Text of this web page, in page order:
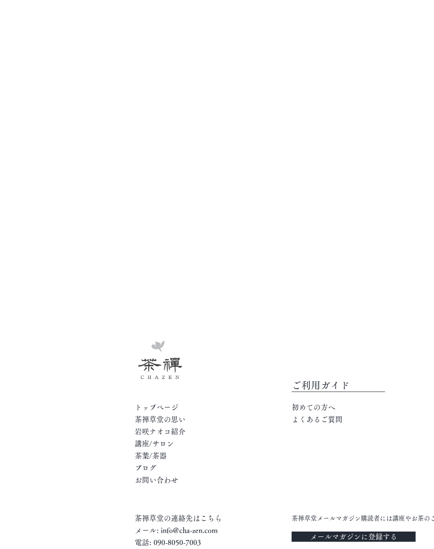
トップページ
茶禅草堂の思い
岩咲ナオコ紹介
講座/サロン
茶葉/茶器
ブログ
お問い合わせ
ご利用ガイド
初めての方へ
よくあるご質問
茶禅草堂の連絡先はこちら
メール: info@cha-zen.com
電話: 090-8050-7003
茶禅草堂メールマガジン購読者には講座やお茶の
メールマガジンに登録する